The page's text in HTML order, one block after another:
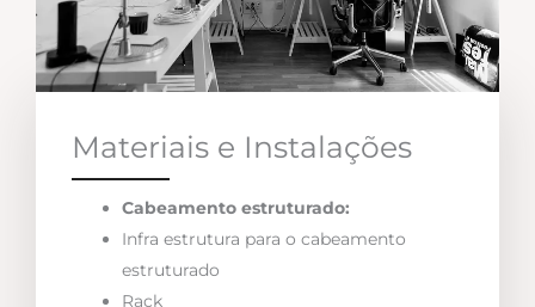
Materiais e Instalações
Cabeamento estruturado:
Infra estrutura para o cabeamento
estruturado
Rack